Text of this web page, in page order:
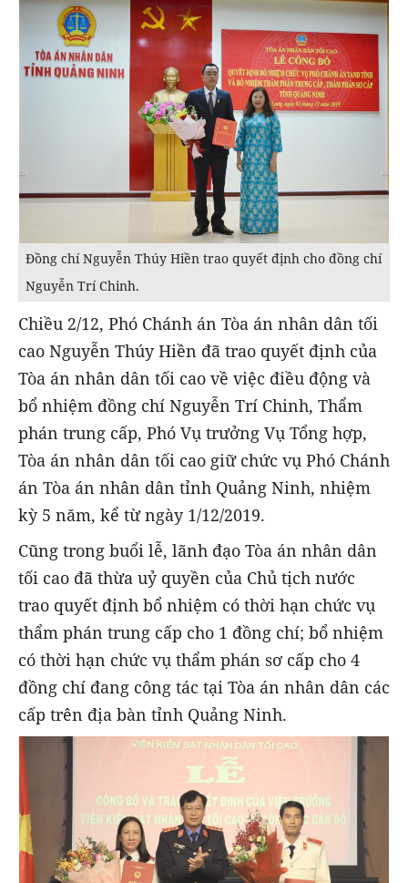
Đồng chí Nguyễn Thúy Hiền trao quyết định cho đồng chí
Nguyễn Trí Chinh.
Chiều 2/12, Phó Chánh án Tòa án nhân dân tối
cao Nguyễn Thúy Hiền đã trao quyết định của
Tòa án nhân dân tối cao về việc điều động và
bổ nhiệm đồng chí Nguyễn Trí Chinh, Thẩm
phán trung cấp, Phó Vụ trưởng Vụ Tổng hợp,
Tòa án nhân dân tối cao giữ chức vụ Phó Chánh
án Tòa án nhân dân tỉnh Quảng Ninh, nhiệm
kỳ 5 năm, kể từ ngày 1/12/2019.
Cũng trong buổi lễ, lãnh đạo Tòa án nhân dân
tối cao đã thừa uỷ quyền của Chủ tịch nước
trao quyết định bổ nhiệm có thời hạn chức vụ
thẩm phán trung cấp cho 1 đồng chí; bổ nhiệm
có thời hạn chức vụ thẩm phán sơ cấp cho 4
đồng chí đang công tác tại Tòa án nhân dân các
cấp trên địa bàn tỉnh Quảng Ninh.